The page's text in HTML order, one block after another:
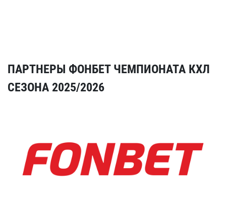
ПАРТНЕРЫ ФОНБЕТ ЧЕМПИОНАТА КХЛ
СЕЗОНА 2025/2026